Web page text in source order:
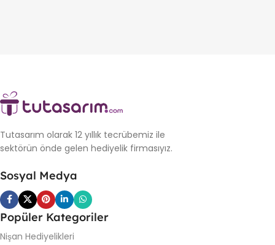
Tutasarım olarak 12 yıllık tecrübemiz ile
sektörün önde gelen hediyelik firmasıyız.
Sosyal Medya
Popüler Kategoriler
Nişan Hediyelikleri